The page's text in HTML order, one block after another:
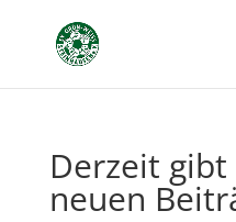
Derzeit
neuen